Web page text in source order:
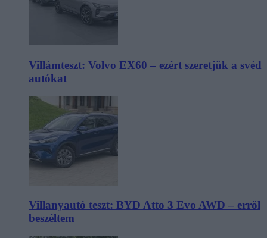
Villámteszt: Volvo EX60 – ezért szeretjük a svéd
autókat
Villanyautó teszt: BYD Atto 3 Evo AWD – erről
beszéltem